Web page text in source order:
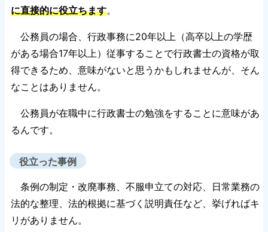
に直接的に役立ちます。
公務員の場合、行政事務に20年以上（高卒以上の学歴
がある場合17年以上）従事することで行政書士の資格が取
得できるため、意味がないと思うかもしれませんが、そん
なことはありません。
公務員が在職中に行政書士の勉強をすることに意味があ
るんです。
役立った事例
条例の制定・改廃事務、不服申立ての対応、日常業務の
法的な整理、法的根拠に基づく説明責任など、挙げればキ
リがありません。